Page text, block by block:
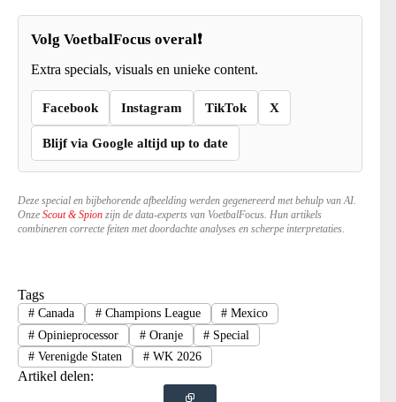
Volg VoetbalFocus overal❗
Extra specials, visuals en unieke content.
Facebook Instagram TikTok X
Blijf via Google altijd up to date
Deze special en bijbehorende afbeelding werden gegenereerd met behulp van AI.
Onze Scout & Spion zijn de data-experts van VoetbalFocus. Hun artikels
combineren correcte feiten met doordachte analyses en scherpe interpretaties.
Tags
#Canada #Champions League # Mexico
#Opinieprocessor #Oranje # Special
#Verenigde Staten #WK 2026
Artikel delen: